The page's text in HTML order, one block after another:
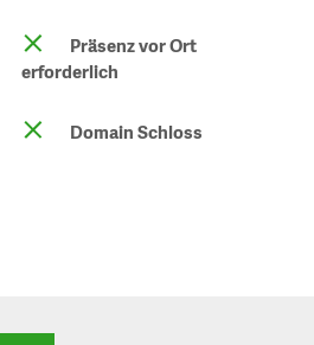
Präsenz vor Ort
erforderlich
Domain Schloss